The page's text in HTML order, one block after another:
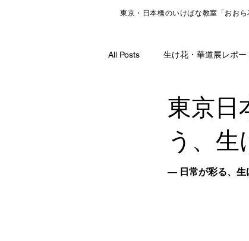
東京・日本橋のいけばな教室「おおら
All Posts 生け花・華道展レポー
東京日
う、
― 日常が彩る、生